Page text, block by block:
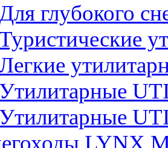
глубокого
Утилитарные
Утилитарные
LYNX